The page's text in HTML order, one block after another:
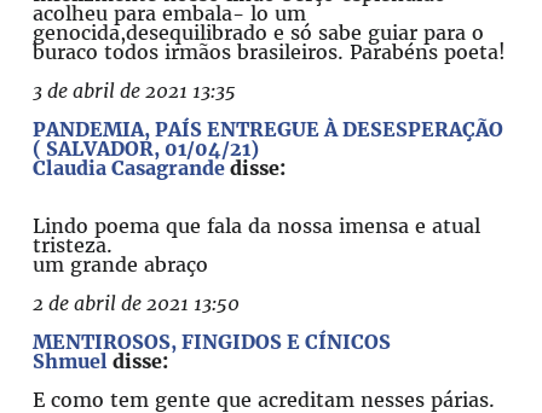
acolheu para embala- lo um
genocida,desequilibrado e só sabe guiar para o
buraco todos irmãos brasileiros. Parabéns poeta!
3 de abril de 2021 13:35
PANDEMIA, PAÍS ENTREGUE À DESESPERAÇÃO
( SALVADOR, 01/04/21)
Claudia Casagrande disse:
Lindo poema que fala da nossa imensa e atual
tristeza.
um grande abraço
2 de abril de 2021 13:50
MENTIROSOS, FINGIDOS E CÍNICOS
Shmuel disse:
E como tem gente que acreditam nesses párias.